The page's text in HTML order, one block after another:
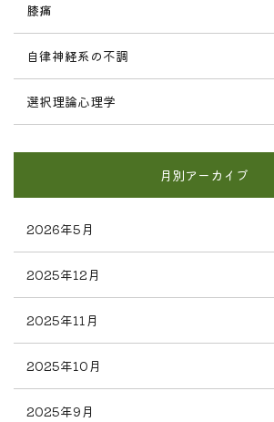
膝痛
自律神経系の不調
選択理論心理学
月別アーカイブ
2026年5月
2025年12月
2025年11月
2025年10月
2025年9月